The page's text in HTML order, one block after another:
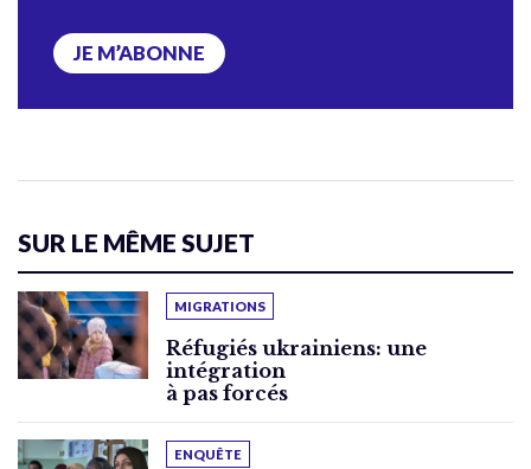
JE M’ABONNE
SUR LE MÊME SUJET
MIGRATIONS
Réfugiés ukrainiens: une
intégration
à pas forcés
ENQUÊTE